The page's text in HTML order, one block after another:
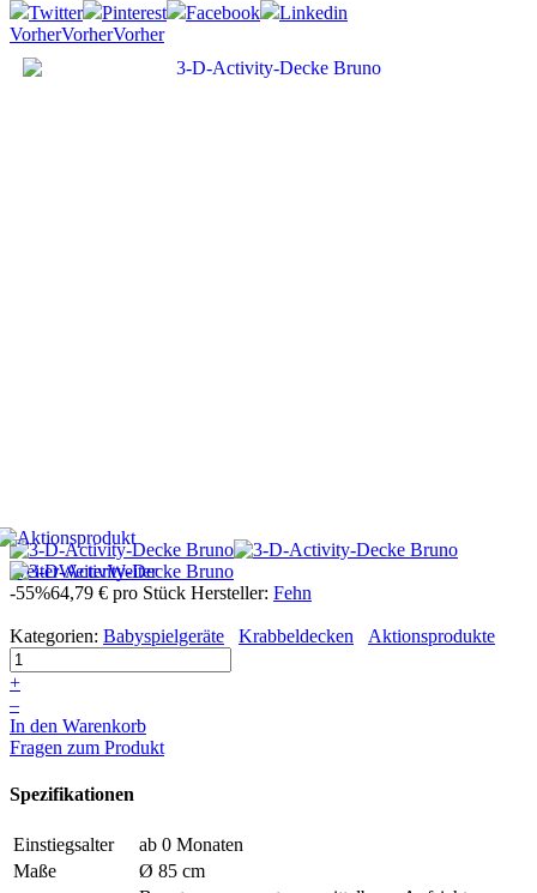
Twitter Pinterest Facebook
Linkedin
VorherVorherVorher
WeiterWeiterWeiter
-55%64,79 € pro Stück Hersteller: Fehn
Kategorien: Babyspielgeräte Krabbeldecken Aktionsprodukte
+
–
In den Warenkorb
Fragen zum Produkt
Spezifikationen
Einstiegsalter
ab 0 Monaten
Maße
Ø 85 cm